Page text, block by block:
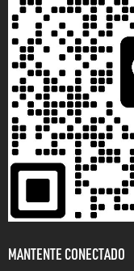
MANTENTE CONECTADO